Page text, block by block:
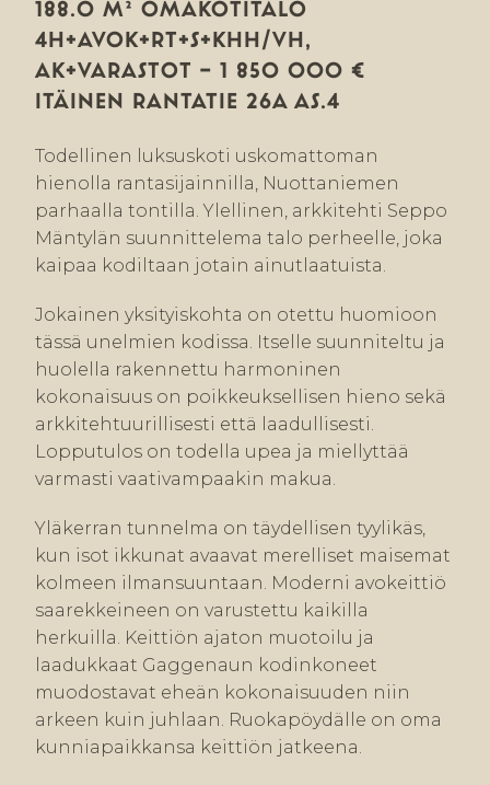
188.0 M² OMAKOTITALO
4H+AVOK+RT+S+KHH/VH,
AK+VARASTOT — 1 850 000 €
ITÄINEN RANTATIE 26A AS.4
Todellinen luksuskoti uskomattoman
hienolla rantasijainnilla, Nuottaniemen
parhaalla tontilla. Ylellinen, arkkitehti Seppo
Mäntylän suunnittelema talo perheelle, joka
kaipaa kodiltaan jotain ainutlaatuista.
Jokainen yksityiskohta on otettu huomioon
tässä unelmien kodissa. Itselle suunniteltu ja
huolella rakennettu harmoninen
kokonaisuus on poikkeuksellisen hieno sekä
arkkitehtuurillisesti että laadullisesti.
Lopputulos on todella upea ja miellyttää
varmasti vaativampaakin makua.
Yläkerran tunnelma on täydellisen tyylikäs,
kun isot ikkunat avaavat merelliset maisemat
kolmeen ilmansuuntaan. Moderni avokeittiö
saarekkeineen on varustettu kaikilla
herkuilla. Keittiön ajaton muotoilu ja
laadukkaat Gaggenaun kodinkoneet
muodostavat eheän kokonaisuuden niin
arkeen kuin juhlaan. Ruokapöydälle on oma
kunniapaikkansa keittiön jatkeena.